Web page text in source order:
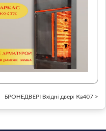
БРОНЕДВЕРІ Вхідні двері Ка407 >